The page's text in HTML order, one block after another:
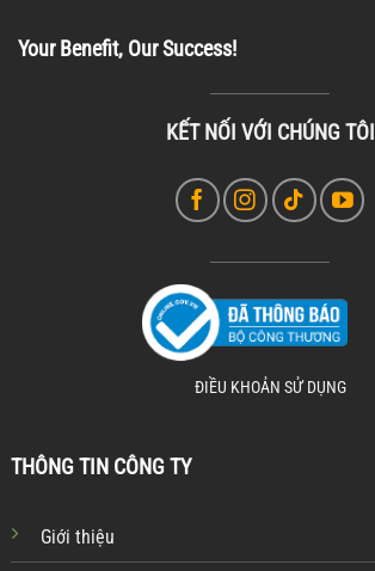
Your Benefit, Our Success!
KẾT NỐI VỚI CHÚNG TÔI
ĐIỀU KHOẢN SỬ DỤNG
THÔNG TIN CÔNG TY
Giới thiệu